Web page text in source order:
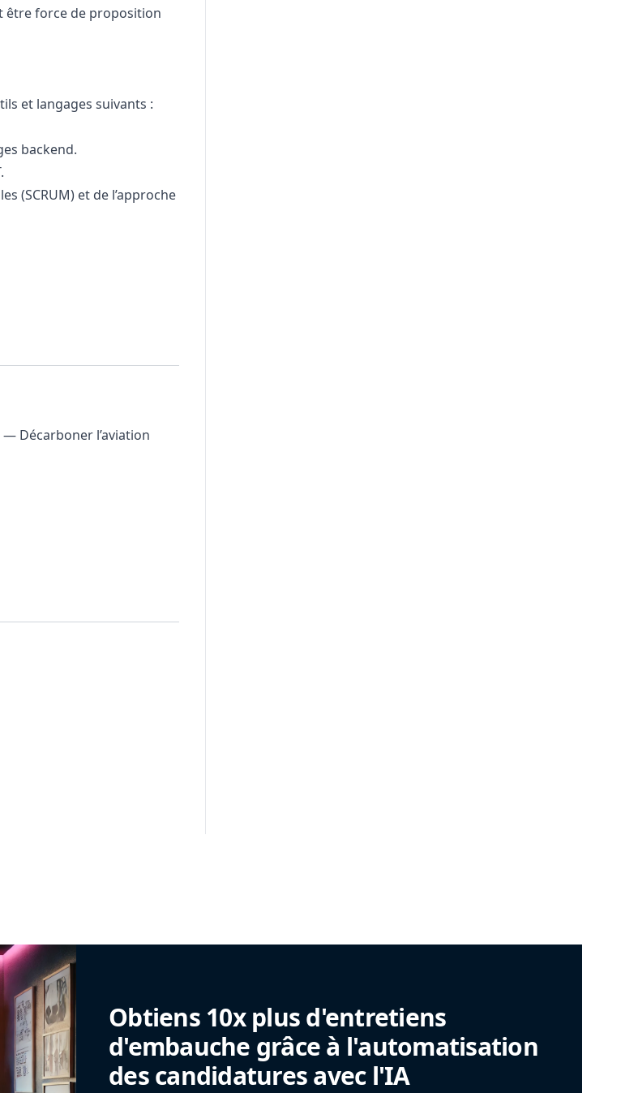
être force de proposition
et langages suivants :
backend.
(SCRUM) et de l’approche
Décarboner l’aviation
Obtiens 10x plus d'entretiens
d'embauche grâce à l'automatisation
des candidatures avec l'IA